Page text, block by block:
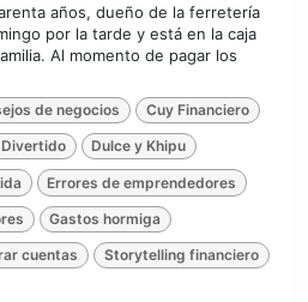
años, dueño de la ferretería
por la tarde y está en la caja
Al momento de pagar los
de negocios Cuy Financiero
Divertido Dulce y Khipu
Errores de emprendedores
Gastos hormiga
cuentas Storytelling financiero